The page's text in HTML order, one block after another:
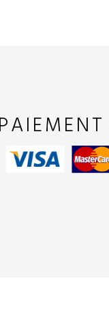
PAIEMENT